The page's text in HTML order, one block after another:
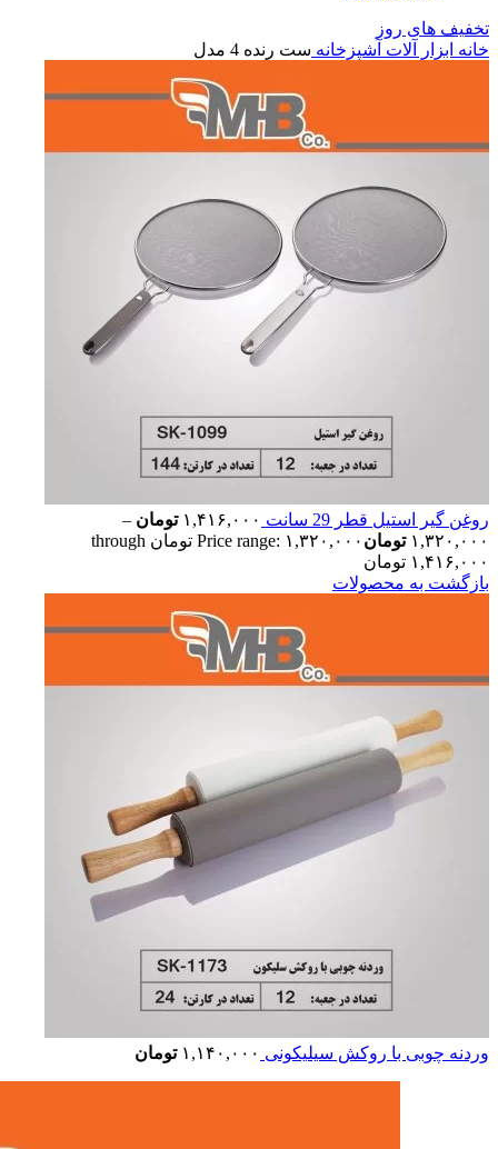
تخفیف های روز
خانه ابزار آلات آشپزخانه ست رنده 4 مدل
روغن گیر استیل قطر 29 سانت ۱,۴۱۶,۰۰۰ تومان –
۱,۳۲۰,۰۰۰ تومان
Price range: ۱,۳۲۰,۰۰۰ تومان through
۱,۴۱۶,۰۰۰ تومان
بازگشت به محصولات
وردنه چوبی با روکش سیلیکونی ۱,۱۴۰,۰۰۰ تومان